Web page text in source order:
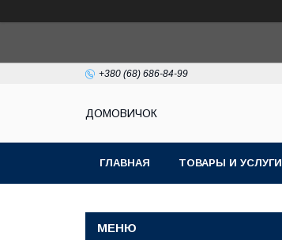
+380 (68) 686-84-99
ДОМОВИЧОК
ГЛАВНАЯ ТОВАРЫ И УСЛУГИ